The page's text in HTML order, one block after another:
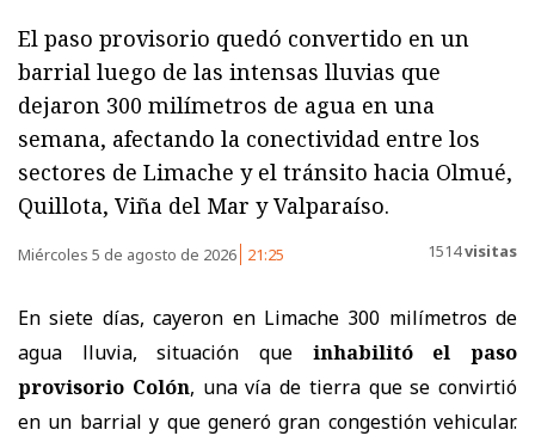
El paso provisorio quedó convertido en un
barrial luego de las intensas lluvias que
dejaron 300 milímetros de agua en una
semana, afectando la conectividad entre los
sectores de Limache y el tránsito hacia Olmué,
Quillota, Viña del Mar y Valparaíso.
Miércoles 5 de agosto de 2026 21:25 1514visitas
En siete días, cayeron en Limache 300 milímetros de
agua lluvia, situación que inhabilitó el paso
provisorio Colón, una vía de tierra que se convirtió
en un barrial y que generó gran congestión vehicular.